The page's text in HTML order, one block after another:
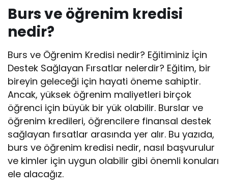
Burs ve öğrenim kredisi
nedir?
Burs ve Öğrenim Kredisi nedir? Eğitiminiz İçin
Destek Sağlayan Fırsatlar nelerdir? Eğitim, bir
bireyin geleceği için hayati öneme sahiptir.
Ancak, yüksek öğrenim maliyetleri birçok
öğrenci için büyük bir yük olabilir. Burslar ve
öğrenim kredileri, öğrencilere finansal destek
sağlayan fırsatlar arasında yer alır. Bu yazıda,
burs ve öğrenim kredisi nedir, nasıl başvurulur
ve kimler için uygun olabilir gibi önemli konuları
ele alacağız.